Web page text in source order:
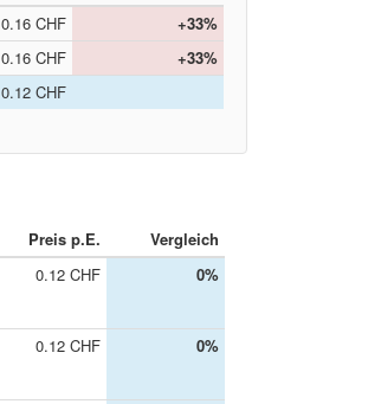
0.16 CHF
+33%
0.16 CHF
+33%
0.12 CHF
Preis p.E.
Vergleich
0.12 CHF 0%
0.12 CHF 0%